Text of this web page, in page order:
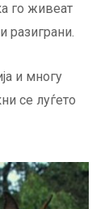
го живеат
разиграни.
и многу
се луѓето